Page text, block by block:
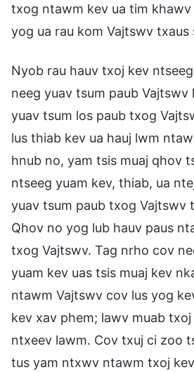
txog ntawm kev ua tim khawv
yog ua rau kom Vajtswv txaus
Nyob rau hauv txoj kev
neeg yuav tsum paub Vajtswv
yuav tsum los paub txog
lus thiab kev ua hauj lwm
hnub no, yam tsis muaj qhov
ntseeg yuam kev, thiab, ua
yuav tsum paub txog Vajtswv
Qhov no yog lub hauv paus
txog Vajtswv. Tag nrho cov
yuam kev uas tsis muaj kev
ntawm Vajtswv cov lus yog
kev xav phem; lawv muab
ntxeev lawm. Cov txuj ci zoo
tus yam ntxwv ntawm txoj